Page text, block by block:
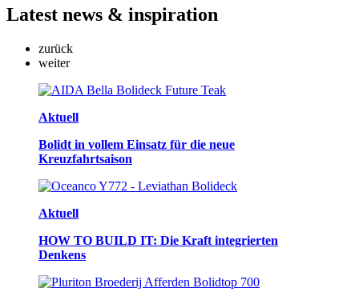
Latest news & inspiration
zurück
weiter
Aktuell
Bolidt in vollem Einsatz für die neue
Kreuzfahrtsaison
Aktuell
HOW TO BUILD IT: Die Kraft integrierten
Denkens